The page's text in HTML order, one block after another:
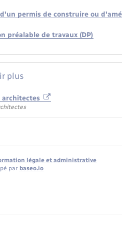
permis de construire ou
préalable de travaux (DP)
plus
architectes
légale et administrative
par baseo.io